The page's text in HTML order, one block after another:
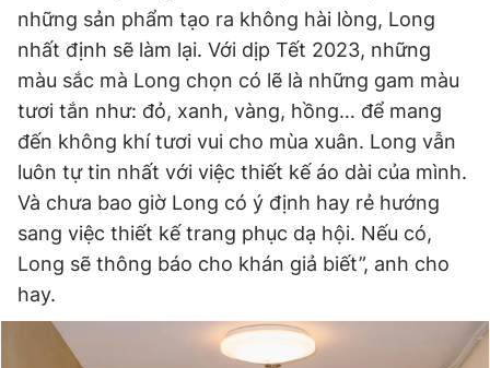
những sản phẩm tạo ra không hài lòng, Long
nhất định sẽ làm lại. Với dịp Tết 2023, những
màu sắc mà Long chọn có lẽ là những gam màu
tươi tắn như: đỏ, xanh, vàng, hồng… để mang
đến không khí tươi vui cho mùa xuân. Long vẫn
luôn tự tin nhất với việc thiết kế áo dài của mình.
Và chưa bao giờ Long có ý định hay rẻ hướng
sang việc thiết kế trang phục dạ hội. Nếu có,
Long sẽ thông báo cho khán giả biết”, anh cho
hay.